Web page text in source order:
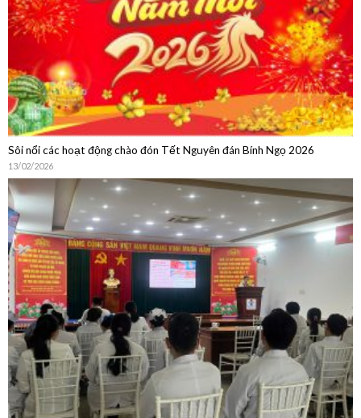
Sôi nổi các hoạt động chào đón Tết Nguyên đán Bính Ngọ 2026
13/02/2026
Sinh hoạt chuyên môn: Cập nhật chẩn đoán, điều trị, dự phòng bệnh
não mô cầu và Chia sẻ thực hành từ Phòng Tiêm chủng Bệnh viện Quân
Dân Y Miền Đông
15/01/2026